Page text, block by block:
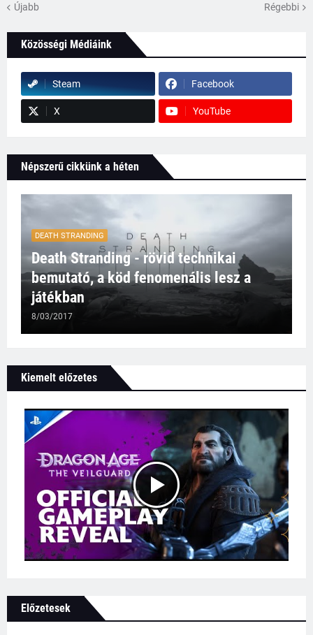
Újabb Régebbi
Közösségi Médiáink
Steam Facebook
X YouTube
Népszerű cikkünk a héten
DEATH STRANDING
Death Stranding - rövid technikai
bemutató, a köd fenomenális lesz a
játékban
8/03/2017
Kiemelt előzetes
Előzetesek